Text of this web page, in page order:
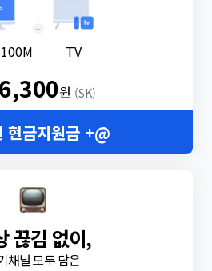
+
TV
원 (SK)
현금지원금 +@
끊김 없이,
채널 모두 담은